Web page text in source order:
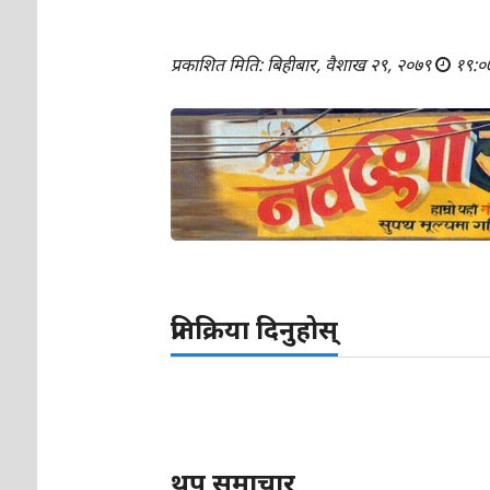
प्रकाशित मिति: बिहीबार, वैशाख २९, २०७९
प्रतिक्रिया दिनुहोस्
थप समाचार